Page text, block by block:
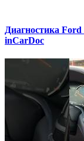
Диагностика
inCarDoc